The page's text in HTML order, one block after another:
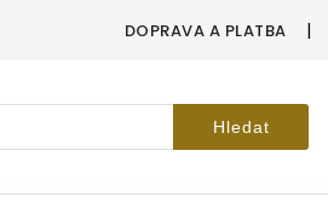
DOPRAVA A PLATBA
Hledat